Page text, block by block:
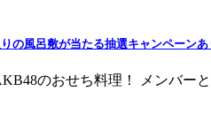
の風呂敷が当たる抽選キャンペーンあ
のおせち料理！ メンバ